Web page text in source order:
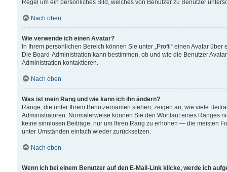
Regel um ein persönliches Bild, welches von Benutzer zu Benutzer
Nach oben
Wie verwende ich einen Avatar?
In Ihrem persönlichen Bereich können Sie unter „Profil“ einen Avatar
Die Board-Administration kann bestimmen, ob und wie die Benutzer
Administration kontaktieren.
Nach oben
Was ist mein Rang und wie kann ich ihn ändern?
Ränge, die unter Ihrem Benutzernamen stehen, zeigen an, wie viele
Administratoren. Normalerweise können Sie den Wortlaut eines Ranges
keine sinnlosen Beiträge, nur um Ihren Rang zu erhöhen — die meisten
unter Umständen einfach wieder zurücksetzen.
Nach oben
Wenn ich bei einem Benutzer auf den E-Mail-Link klicke, werde ich